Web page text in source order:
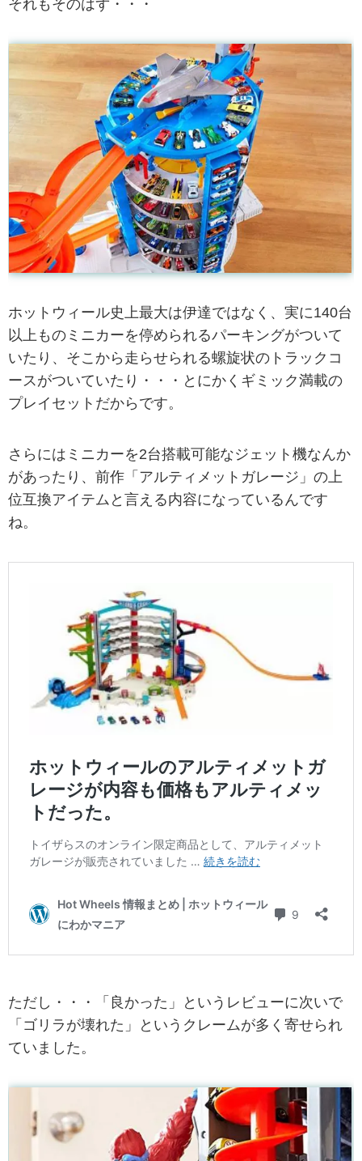
それもそのはず・・・
ホットウィール史上最大は伊達ではなく、実に140台
以上ものミニカーを停められるパーキングがついて
いたり、そこから走らせられる螺旋状のトラックコ
ースがついていたり・・・とにかくギミック満載の
プレイセットだからです。
さらにはミニカーを2台搭載可能なジェット機なんか
があったり、前作「アルティメットガレージ」の上
位互換アイテムと言える内容になっているんです
ね。
ただし・・・「良かった」というレビューに次いで
「ゴリラが壊れた」というクレームが多く寄せられ
ていました。